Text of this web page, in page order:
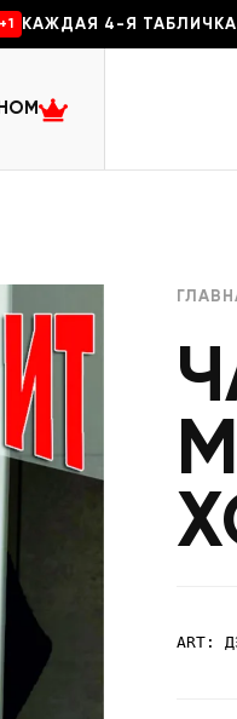
КАЖДАЯ 4-Я ТАБЛИЧКА
ART: